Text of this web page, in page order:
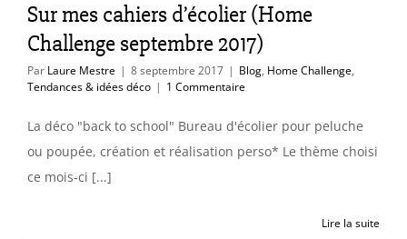
& idées déco
Sur mes cahiers d’écolier (Home
Challenge septembre 2017)
Par Laure Mestre | 8 septembre 2017 | Blog, Home Challenge,
Tendances & idées déco | 1 Commentaire
La déco "back to school" Bureau d'écolier pour peluche
ou poupée, création et réalisation perso* Le thème choisi
ce mois-ci [...]
Lire la suite